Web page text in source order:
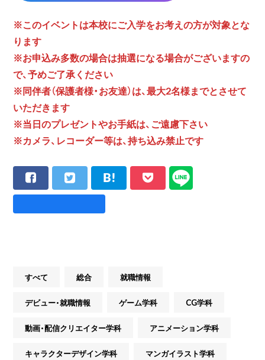
※このイベントは本校にご入学をお考えの方が対象とな
ります
※お申込み多数の場合は抽選になる場合がございますの
で、予めご了承ください
※同伴者（保護者様・お友達）は、最大2名様までとさせて
いただきます
※当日のプレゼントやお手紙は、ご遠慮下さい
※カメラ、レコーダー等は、持ち込み禁止です
すべて 総合 就職情報
デビュー・就職情報 ゲーム学科 CG学科
動画・配信クリエイター学科 アニメーション学科
キャラクターデザイン学科 マンガイラスト学科